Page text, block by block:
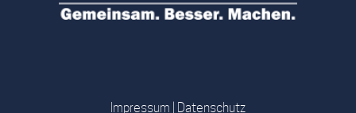
Impressum Datenschutz